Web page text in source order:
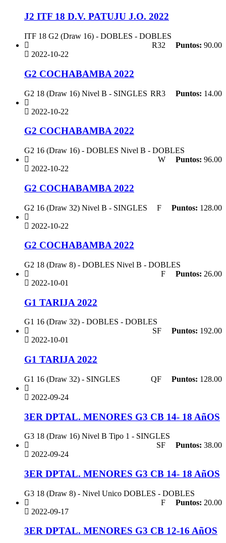
J2 ITF 18 D.V. PATUJU J.O. 2022
ITF 18 G2 (Draw 16) - DOBLES - DOBLES
R32
Puntos: 90.00
2022-10-22
G2 COCHABAMBA 2022
G2 18 (Draw 16) Nivel B - SINGLES RR3 Puntos: 14.00
2022-10-22
G2 COCHABAMBA 2022
G2 16 (Draw 16) - DOBLES Nivel B - DOBLES
W
Puntos: 96.00
2022-10-22
G2 COCHABAMBA 2022
G2 16 (Draw 32) Nivel B - SINGLES F Puntos: 128.00
2022-10-22
G2 COCHABAMBA 2022
G2 18 (Draw 8) - DOBLES Nivel B - DOBLES
F
Puntos: 26.00
2022-10-01
G1 TARIJA 2022
G1 16 (Draw 32) - DOBLES - DOBLES
SF
Puntos: 192.00
2022-10-01
G1 TARIJA 2022
G1 16 (Draw 32) - SINGLES QF Puntos: 128.00
2022-09-24
3ER DPTAL. MENORES G3 CB 14- 18 AñOS
G3 18 (Draw 16) Nivel B Tipo 1 - SINGLES
SF
Puntos: 38.00
2022-09-24
3ER DPTAL. MENORES G3 CB 14- 18 AñOS
G3 18 (Draw 8) - Nivel Unico DOBLES - DOBLES
F
Puntos: 20.00
2022-09-17
3ER DPTAL. MENORES G3 CB 12-16 AñOS